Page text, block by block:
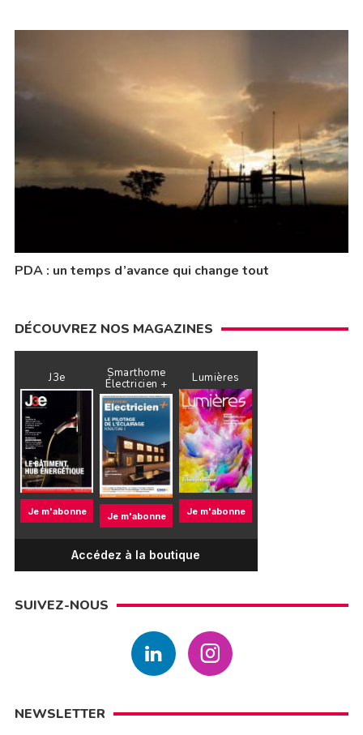
PDA : un temps d’avance qui change tout
DÉCOUVREZ NOS MAGAZINES
J3e
Je m'abonne
Smarthome
Électricien +
Je m'abonne
Lumières
Je m'abonne
Accédez à la boutique
SUIVEZ-NOUS
NEWSLETTER